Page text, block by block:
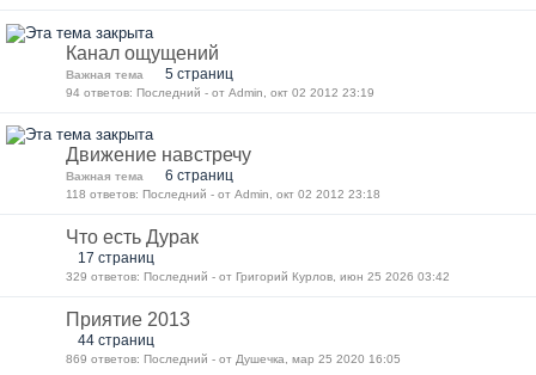
Канал ощущений
Важная тема 5 страниц
94 ответов: Последний - от Admin, окт 02 2012 23:19
Движение навстречу
Важная тема 6 страниц
118 ответов: Последний - от Admin, окт 02 2012 23:18
Что есть Дурак
17 страниц
329 ответов: Последний - от Григорий Курлов, июн 25 2026 03:42
Приятие 2013
44 страниц
869 ответов: Последний - от Душечка, мар 25 2020 16:05